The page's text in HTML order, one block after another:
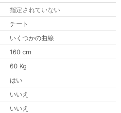
指定されていない
チート
いくつかの曲線
160 cm
60 Kg
はい
いいえ
いいえ